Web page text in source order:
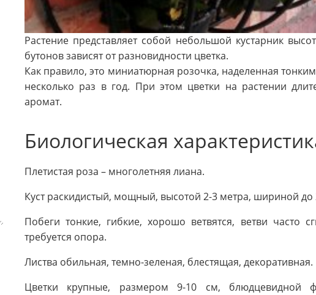
Растение представляет собой небольшой кустарник
бутонов зависят от разновидности цветка.
Как правило, это миниатюрная розочка, наделенная
несколько раз в год. При этом цветки на растении
аромат.
Биологическая
Плетистая роза – многолетняя лиана.
Куст раскидистый, мощный, высотой 2-3 метра, шириной до
Побеги тонкие, гибкие, хорошо ветвятся, ветви часто
требуется опора.
Листва обильная, темно-зеленая, блестящая, декоративная.
Цветки крупные, размером 9-10 см, блюдцевидной